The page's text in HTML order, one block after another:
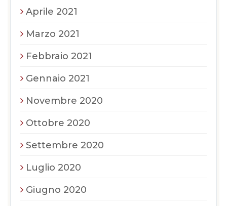
Aprile 2021
Marzo 2021
Febbraio 2021
Gennaio 2021
Novembre 2020
Ottobre 2020
Settembre 2020
Luglio 2020
Giugno 2020